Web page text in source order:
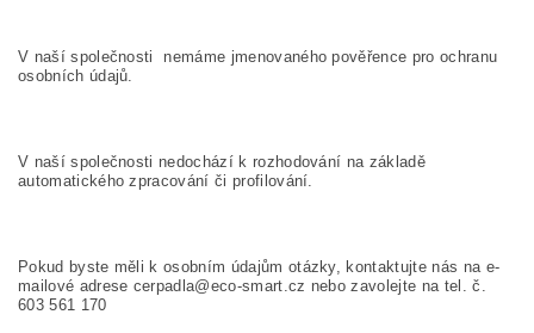
V naší společnosti nemáme jmenovaného pověřence pro ochranu
osobních údajů.
V naší společnosti nedochází k rozhodování na základě
automatického zpracování či profilování.
Pokud byste měli k osobním údajům otázky, kontaktujte nás na e-
mailové adrese cerpadla@eco-smart.cz nebo zavolejte na tel. č.
603 561 170